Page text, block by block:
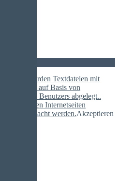
werden Textdateien mit
Cookies, auf Basis von
des Benutzers abgelegt..
können Internetseiten
gemacht werden.Akzeptieren